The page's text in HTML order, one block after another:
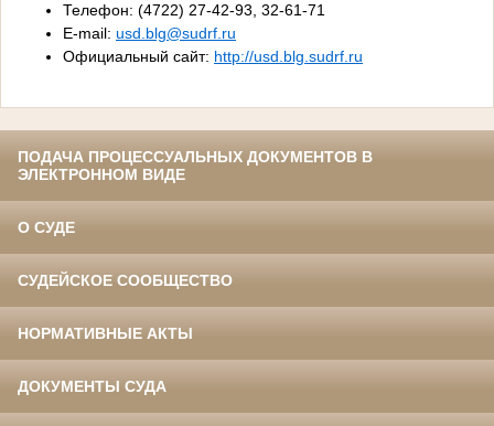
Телефон: (4722) 27-42-93, 32-61-71
E-mail: usd.blg@sudrf.ru
Официальный сайт: http://usd.blg.sudrf.ru
ПОДАЧА ПРОЦЕССУАЛЬНЫХ ДОКУМЕНТОВ В
ЭЛЕКТРОННОМ ВИДЕ
О СУДЕ
СУДЕЙСКОЕ СООБЩЕСТВО
НОРМАТИВНЫЕ АКТЫ
ДОКУМЕНТЫ СУДА